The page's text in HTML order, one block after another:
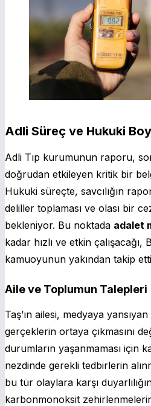
Adli Süreç ve Hukuki
Adli Tıp kurumunun raporu,
doğrudan etkileyen kritik bir
Hukuki süreçte, savcılığın
deliller toplaması ve olası bir
bekleniyor. Bu noktada adalet
kadar hızlı ve etkin çalışacağı,
kamuoyunun yakından takip
Aile ve Toplumun Talepleri
Taş’ın ailesi, medyaya
gerçeklerin ortaya çıkmasını
durumların yaşanmaması için
nezdinde gerekli tedbirlerin
bu tür olaylara karşı
karbonmonoksit